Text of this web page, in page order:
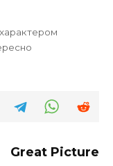
Great Picture